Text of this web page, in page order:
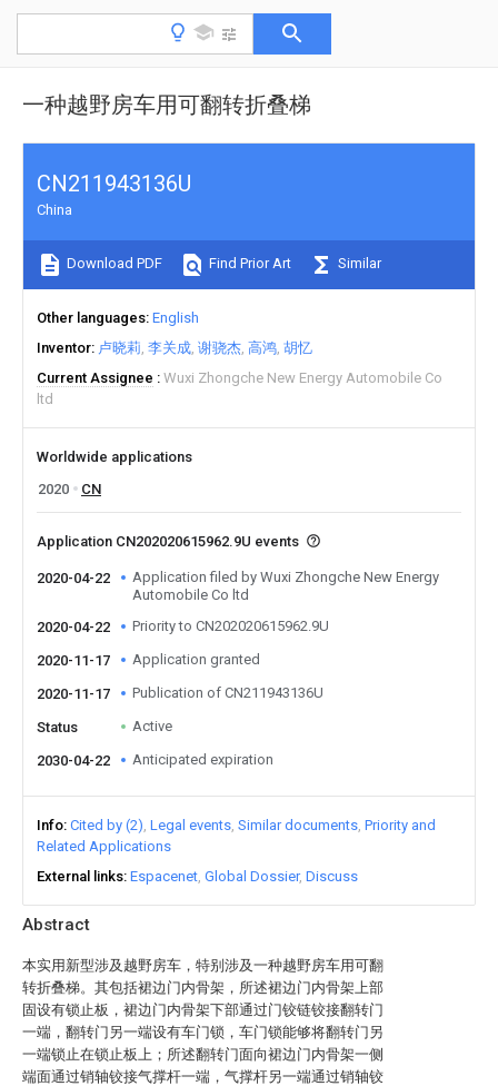
一种越野房车用可翻转折叠梯
Abstract
本实用新型涉及越野房车，特别涉及一种越野房车用可翻
转折叠梯。其包括裙边门内骨架，所述裙边门内骨架上部
固设有锁止板，裙边门内骨架下部通过门铰链铰接翻转门
一端，翻转门另一端设有车门锁，车门锁能够将翻转门另
一端锁止在锁止板上；所述翻转门面向裙边门内骨架一侧
端面通过销轴铰接气撑杆一端，气撑杆另一端通过销轴铰
CN211943136U
China
Download PDF Find Prior Art Similar
Other languages English
Inventor 卢晓莉 李关成 谢骁杰 高鸿 胡忆
Current Assignee
Wuxi Zhongche New Energy Automobile Co
ltd
Worldwide applications
2020
CN
Application CN202020615962.9U events
2020-04-22
Application filed by Wuxi Zhongche New Energy
Automobile Co ltd
2020-04-22
Priority to CN202020615962.9U
2020-11-17 Application granted
2020-11-17 Publication of CN211943136U
Status Active
2030-04-22 Anticipated expiration
Info Cited by (2) Legal events Similar documents Priority and
Related Applications
External links Espacenet Global Dossier Discuss